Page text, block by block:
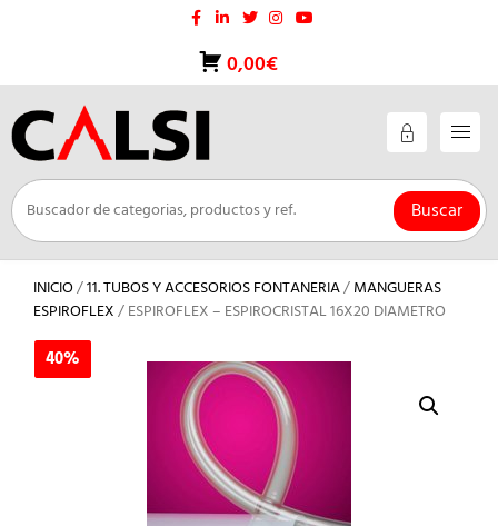
0,00€
Buscar
INICIO/11. TUBOS Y ACCESORIOS FONTANERIA/MANGUERAS
ESPIROFLEX/ ESPIROFLEX – ESPIROCRISTAL 16X20 DIAMETRO
40%
40%